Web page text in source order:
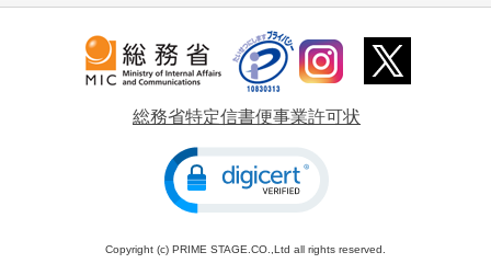
総務省特定信書便事業許可状
Copyright (c) PRIME STAGE.CO.,Ltd all rights reserved.